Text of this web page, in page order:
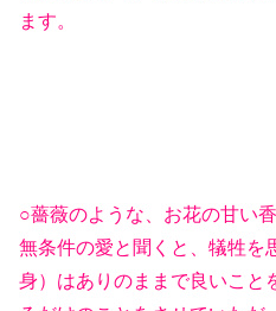
ます。
○薔薇のような、お花の甘い香
無条件の愛と聞くと、犠牲を
身）はありのままで良いこと